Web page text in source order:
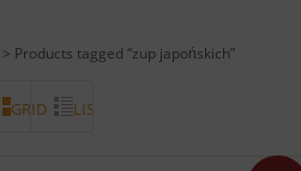
> Products tagged “zup japońskich”
GRID LISTA